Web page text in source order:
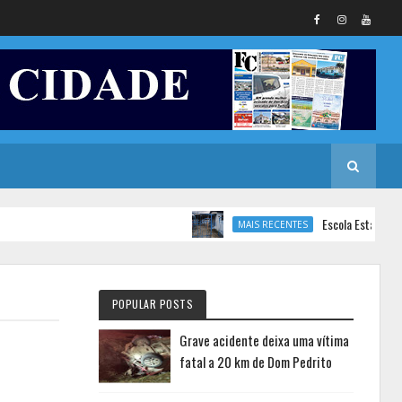
MAIS RECENTES Escola Estadual de
POPULAR POSTS
Grave acidente deixa uma vítima
fatal a 20 km de Dom Pedrito